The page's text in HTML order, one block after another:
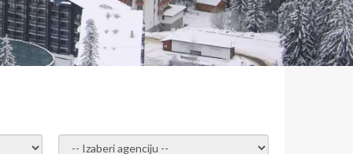
- izaberi agenciju -